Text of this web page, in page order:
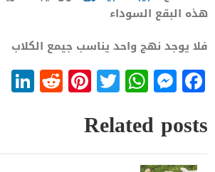
هذه البقع السوداء
فلا يوجد نهج واحد يناسب جيمع الكلاب
Facebook
Messenger
WhatsApp
Twitter
Pinterest
Reddit
Related posts